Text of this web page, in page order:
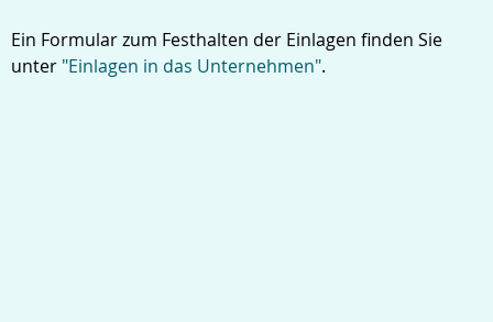
Ein Formular zum Festhalten der Einlagen finden Sie
unter "Einlagen in das Unternehmen".